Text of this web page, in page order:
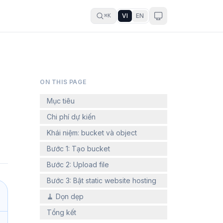
⌘K VI EN
ON THIS PAGE
Mục tiêu
Chi phí dự kiến
Khái niệm: bucket và object
Bước 1: Tạo bucket
Bước 2: Upload file
Bước 3: Bật static website hosting
🧹 Dọn dẹp
Tổng kết